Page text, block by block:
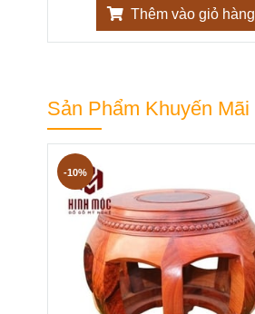
Thêm vào giỏ hàng
Sản Phẩm Khuyến Mãi
-10%